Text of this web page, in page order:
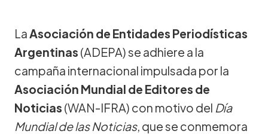
La Asociación de Entidades Periodísticas
Argentinas (ADEPA) se adhiere a la
campaña internacional impulsada por la
Asociación Mundial de Editores de
Noticias (WAN-IFRA) con motivo del Día
Mundial de las Noticias, que se conmemora